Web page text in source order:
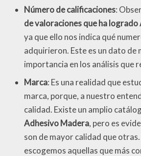
Número de calificaciones:
de valoraciones que ha
ya que ello nos indica qué
adquirieron. Este es un dato de
importancia en los análisis que
Marca: Es una realidad que
marca, porque, a nuestro
calidad. Existe un amplio
Adhesivo Madera, pero es
son de mayor calidad que
escogemos aquellas que más